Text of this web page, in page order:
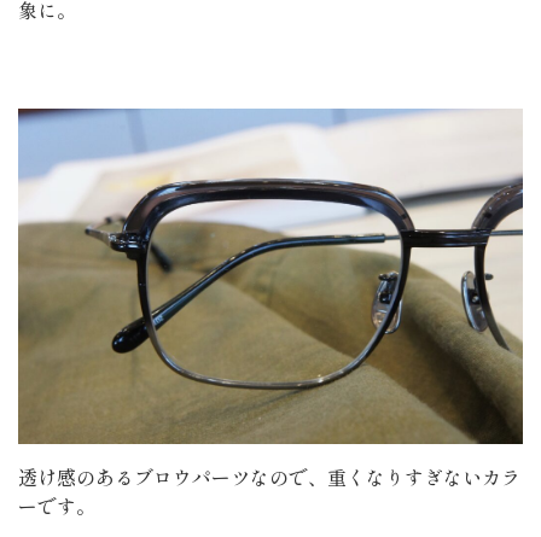
象に。
透け感のあるブロウパーツなので、重くなりすぎないカラ
ーです。